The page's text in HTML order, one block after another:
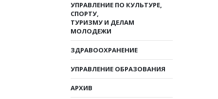
УПРАВЛЕНИЕ ПО КУЛЬТУРЕ,
СПОРТУ,
ТУРИЗМУ И ДЕЛАМ
МОЛОДЕЖИ
ЗДРАВООХРАНЕНИЕ
УПРАВЛЕНИЕ ОБРАЗОВАНИЯ
АРХИВ